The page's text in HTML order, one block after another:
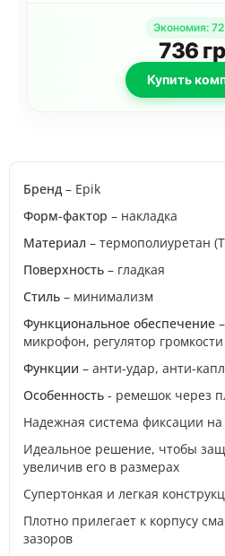
Экономия: 72
736
Купить
Бренд – Epik
Форм-фактор – накладка
Материал – термополиуретан
Поверхность – гладкая
Стиль – минимализм
Функциональное обеспечение
микрофон, регулятор
Функции – анти-удар, анти-
Особенность - ремешок через
Надежная система фиксации
Идеальное решение, чтобы
увеличив его в размерах
Супертонкая и легкая
Плотно прилегает к корпусу
зазоров